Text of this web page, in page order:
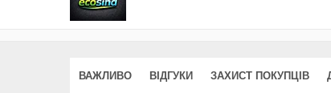
ВАЖЛИВО ВІДГУКИ ЗАХИСТ ПОКУПЦІВ